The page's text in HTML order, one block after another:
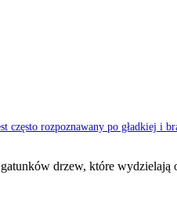
rozpoznawany po gładkiej i
drzew, które